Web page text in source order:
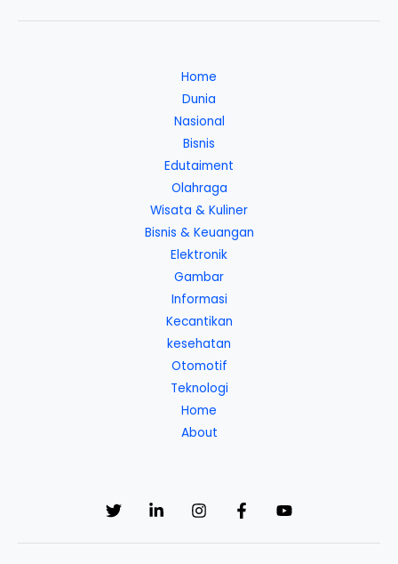
Home
Dunia
Nasional
Bisnis
Edutaiment
Olahraga
Wisata & Kuliner
Bisnis & Keuangan
Elektronik
Gambar
Informasi
Kecantikan
kesehatan
Otomotif
Teknologi
Home
About